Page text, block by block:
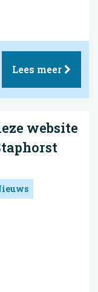
Lees meer
website